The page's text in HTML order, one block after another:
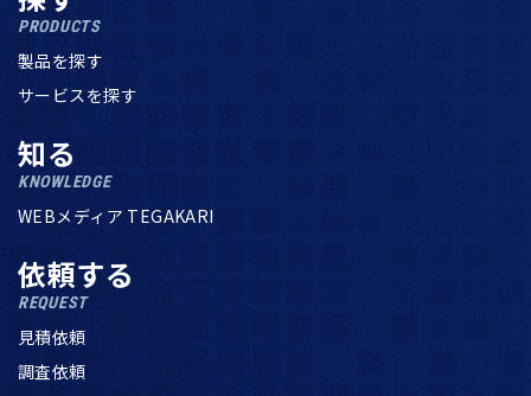
PRODUCTS
製品を探す
サービスを探す
知る
KNOWLEDGE
WEBメディア TEGAKARI
依頼する
REQUEST
見積依頼
調査依頼